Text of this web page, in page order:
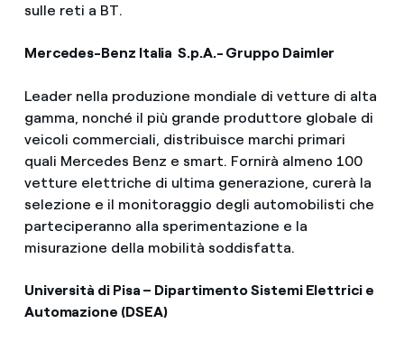
sulle reti a BT.
Mercedes-Benz Italia S.p.A.- Gruppo Daimler
Leader nella produzione mondiale di vetture di alta
gamma, nonché il più grande produttore globale di
veicoli commerciali, distribuisce marchi primari
quali Mercedes Benz e smart. Fornirà almeno 100
vetture elettriche di ultima generazione, curerà la
selezione e il monitoraggio degli automobilisti che
parteciperanno alla sperimentazione e la
misurazione della mobilità soddisfatta.
Università di Pisa – Dipartimento Sistemi Elettrici e
Automazione (DSEA)